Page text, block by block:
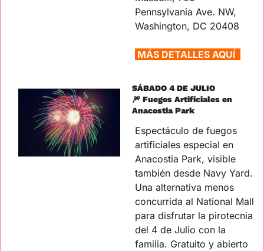
Pennsylvania Ave. NW,
Washington, DC 20408
MÁS DETALLES AQUÍ
SÁBADO 4 DE JULIO
🎆 Fuegos Artificiales en
Anacostia Park
Espectáculo de fuegos
artificiales especial en
Anacostia Park, visible
también desde Navy Yard.
Una alternativa menos
concurrida al National Mall
para disfrutar la pirotecnia
del 4 de Julio con la
familia. Gratuito y abierto